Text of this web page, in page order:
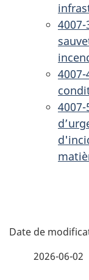
D
2026-06-02